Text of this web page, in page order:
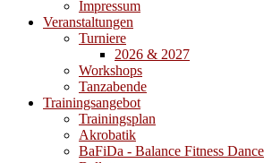
Impressum
Veranstaltungen
Turniere
2026 & 2027
Workshops
Tanzabende
Trainingsangebot
Trainingsplan
Akrobatik
BaFiDa - Balance Fitness Dance